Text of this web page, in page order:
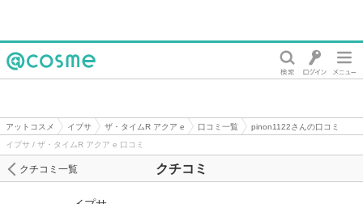
アットコスメ イプサ ザ・タイムR アクア e 口コミ一覧
pinon1122さんの口コミ
イプサ / ザ・タイムR アクア e 口コミ
クチコミ
クチコミ一覧